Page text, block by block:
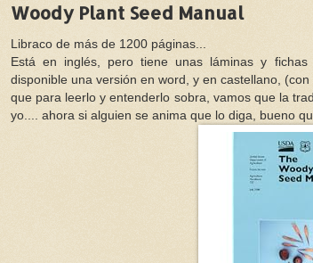
Woody Plant Seed Manual
Libraco de más de 1200 páginas...
Está en inglés, pero tiene unas láminas y
disponible una versión en word, y en castellano,
que para leerlo y entenderlo sobra, vamos que la
yo.... ahora si alguien se anima que lo diga, bueno